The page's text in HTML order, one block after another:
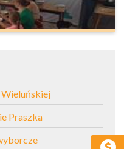
Wieluńskiej
Praszka